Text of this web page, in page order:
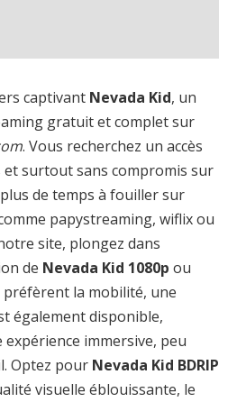
captivant Nevada Kid, un
gratuit et complet sur
. Vous recherchez un accès
et surtout sans compromis sur
de temps à fouiller sur
papystreaming, wiflix ou
site, plongez dans
de Nevada Kid 1080p ou
préfèrent la mobilité, une
également disponible,
immersive, peu
Optez pour Nevada Kid BDRIP
visuelle éblouissante, le